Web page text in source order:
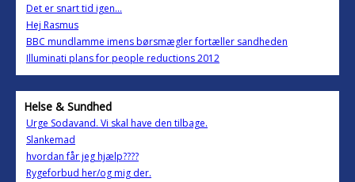
Det er snart tid igen...
Hej Rasmus
BBC mundlamme imens børsmægler fortæller sandheden
Illuminati plans for people reductions 2012
Helse & Sundhed
Urge Sodavand. Vi skal have den tilbage.
Slankemad
hvordan får jeg hjælp????
Rygeforbud her/og mig der.